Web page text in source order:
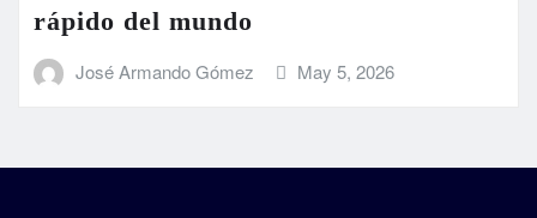
rápido del mundo
José Armando Gómez May 5, 2026